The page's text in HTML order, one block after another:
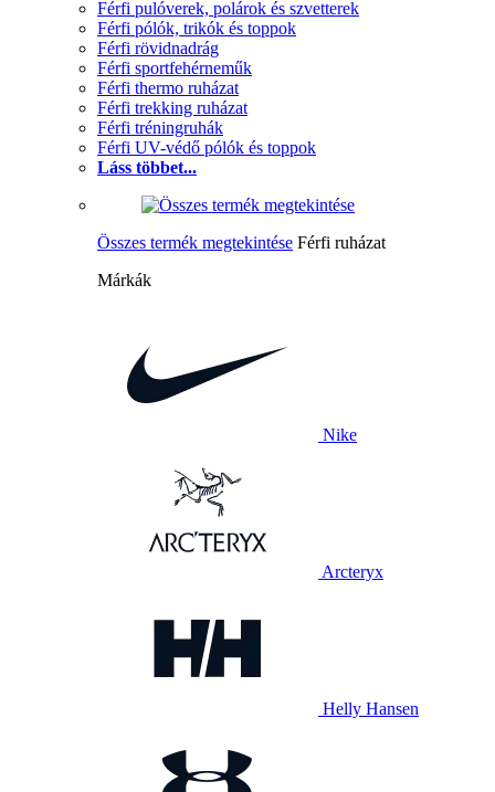
Férfi pulóverek, polárok és szvetterek
Férfi pólók, trikók és toppok
Férfi rövidnadrág
Férfi sportfehérneműk
Férfi thermo ruházat
Férfi trekking ruházat
Férfi tréningruhák
Férfi UV-védő pólók és toppok
Láss többet...
Összes termék megtekintése Férfi ruházat
Márkák
Nike
Arcteryx
Helly Hansen